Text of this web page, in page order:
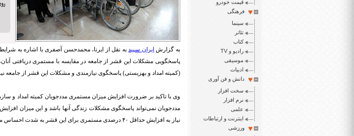
قیمت خودرو
فرهنگی
سینما
تئاتر
کتاب
رادیو و TV
موسیقی
ادبیات
دانش و فن آوری
سخت افزار
نرم افزار
علمی
اینترنت و ارتباطات
ورزشی
به گزارش ایران سپیدبه نقل از ایرنا، محمدحسن آصفری با اشاره به
پاسخگویی مشکلات این قشر از جامعه در مقایسه با مستمری دریافتی
(کمیته امداد و بهزیستی) پاسخگوی نیازمندی و مشکلات این قشر از جامعه
مددجویان نمی‌تواند پاسخگوی مشکلات زندگی آنها باشد و این میزان
نیاز به افزایش حداقل ۴۰ درصدی مستمری برای این قشر به شدت احساس می‌شود.